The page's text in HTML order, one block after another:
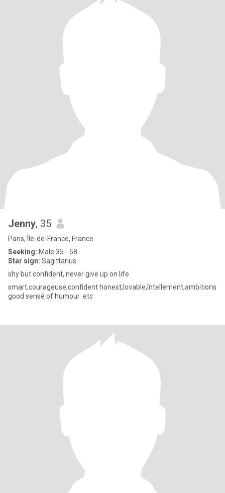
Jenny, 35
Paris, Île-de-France, France
Seeking: Male 35 - 58
Star sign: Sagittarius
shy but confident, never give up on life
smart,courageuse,confident honest,lovable,întellement,ambitions
good sensé of humour .etc